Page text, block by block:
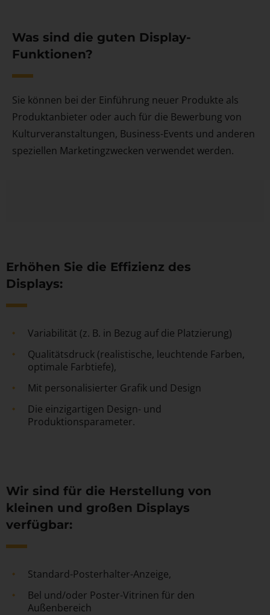
Was sind die guten Display-
Funktionen?
Sie können bei der Einführung neuer Produkte als
Produktanbieter oder auch für die Bewerbung von
Kulturveranstaltungen, Business-Events und anderen
speziellen Marketingzwecken verwendet werden.
Erhöhen Sie die Effizienz des
Displays:
Variabilität (z. B. in Bezug auf die Platzierung)
Qualitätsdruck (realistische, leuchtende Farben,
optimale Farbtiefe),
Mit personalisierter Grafik und Design
Die einzigartigen Design- und
Produktionsparameter.
Wir sind für die Herstellung von
kleinen und großen Displays
verfügbar:
Standard-Posterhalter-Anzeige,
Bel und/oder Poster-Vitrinen für den
Außenbereich